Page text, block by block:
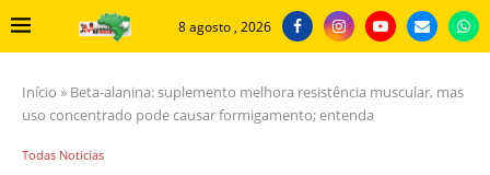
8 agosto , 2026
Início » Beta-alanina: suplemento melhora resistência muscular, mas
uso concentrado pode causar formigamento; entenda
Todas Noticias